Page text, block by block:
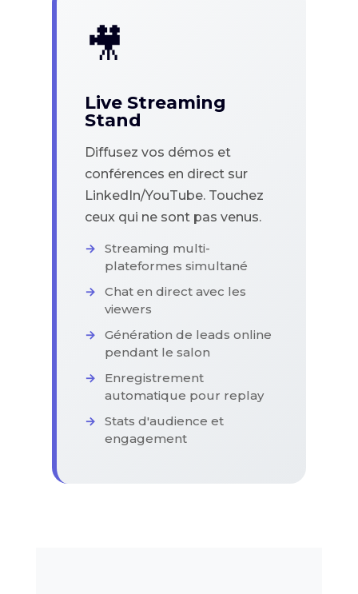
🎥
Live Streaming
Stand
Diffusez vos démos et
conférences en direct sur
LinkedIn/YouTube. Touchez
ceux qui ne sont pas venus.
Streaming multi-
plateformes simultané
Chat en direct avec les
viewers
Génération de leads online
pendant le salon
Enregistrement
automatique pour replay
Stats d'audience et
engagement